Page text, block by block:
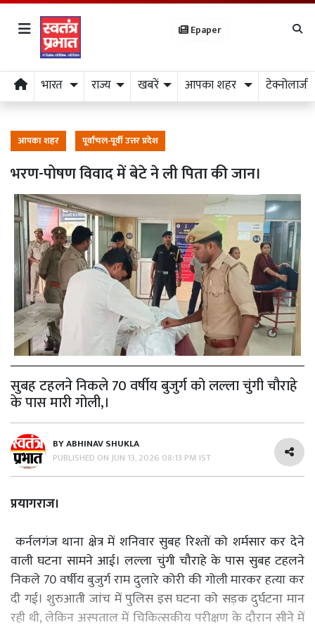
Epaper
भारत राज्य खबरें आपका शहर टेक्नोलाजी
आपका शहर पूर्वांचल-पूर्वी उत्तर प्रदेश
भरण-पोषण विवाद में बेटे ने ली पिता की जान।
सुबह टहलने निकले 70 वर्षीय बुजुर्ग को लल्ला चुंगी चौराहे
के पास मारी गोली,।
BYABHINAV SHUKLA
PUBLISHED ONJUN 13, 2026 08:13 PM IST
प्रयागराज।
कर्नलगंज थाना क्षेत्र में शनिवार सुबह रिश्तों को शर्मसार कर देने
वाली घटना सामने आई। लल्ला चुंगी चौराहे के पास सुबह टहलने
निकले 70 वर्षीय बुजुर्ग राम दुलारे कोरी की गोली मारकर हत्या कर
दी गई। शुरुआती जांच में पुलिस इस घटना को सड़क दुर्घटना मान
रही थी, लेकिन अस्पताल में चिकित्सकीय परीक्षण के दौरान सीने में